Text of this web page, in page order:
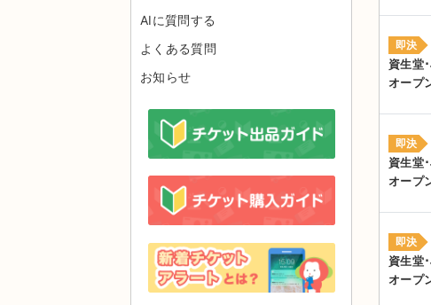
即決
資生堂
オープ
即決
資生堂
オープ
即決
資生堂
オープ
AIに質問する
よくある質問
お知らせ